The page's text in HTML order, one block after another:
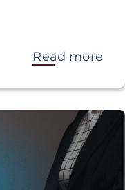
Read more